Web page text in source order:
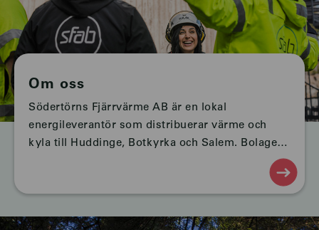
Om oss
Södertörns Fjärrvärme AB är en lokal
energileverantör som distribuerar värme och
kyla till Huddinge, Botkyrka och Salem. Bolaget
samhällsbärande infrastrukturen ansvarar...